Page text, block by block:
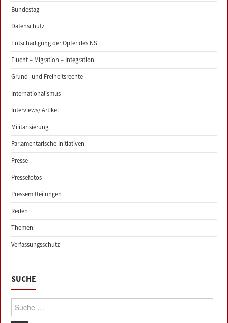
Bundestag
Datenschutz
Entschädigung der Opfer des NS
Flucht – Migration – Integration
Grund- und Freiheitsrechte
Internationalismus
Interviews/ Artikel
Militarisierung
Parlamentarische Initiativen
Presse
Pressefotos
Pressemitteilungen
Reden
Themen
Verfassungsschutz
SUCHE
Suche: